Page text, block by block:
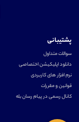
پشتیبانی
سوالات متداول
دانلود اپلیکیشن اختصاصی
نرم افزار های کاربردی
قوانین و مقررات
کانال رسمی در پیام رسان بله